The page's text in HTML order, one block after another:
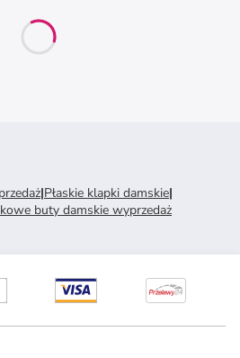
|Płaskie klapki damskie|
buty damskie wyprzedaż